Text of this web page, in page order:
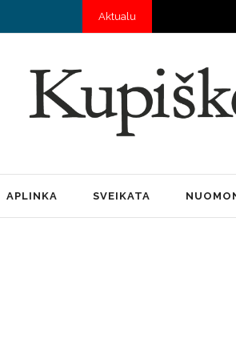
Aktualu PRIE
APLINKA SVEIKATA